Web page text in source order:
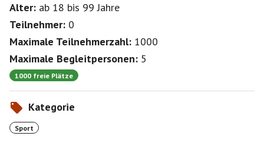
Alter: ab 18 bis 99Jahre
Teilnehmer: 0
Maximale Teilnehmerzahl: 1000
Maximale Begleitpersonen: 5
1000 freie Plätze
Kategorie
Sport